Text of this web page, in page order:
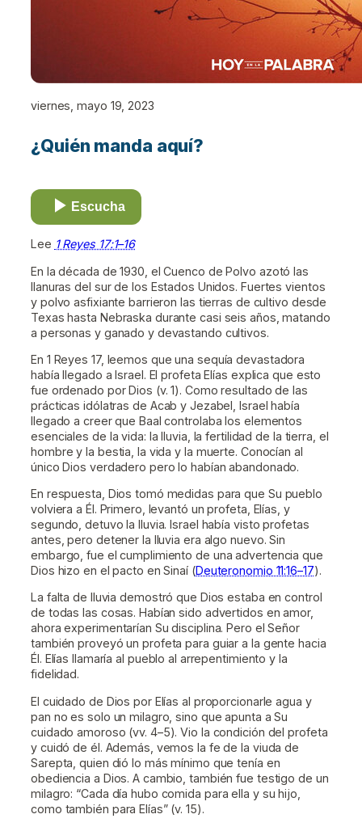
viernes, mayo 19, 2023
¿Quién manda aquí?
Escucha
Lee 1 Reyes 17:1–16
En la década de 1930, el Cuenco de Polvo azotó las
llanuras del sur de los Estados Unidos. Fuertes vientos
y polvo asfixiante barrieron las tierras de cultivo desde
Texas hasta Nebraska durante casi seis años, matando
a personas y ganado y devastando cultivos.
En 1 Reyes 17, leemos que una sequía devastadora
había llegado a Israel. El profeta Elías explica que esto
fue ordenado por Dios (v. 1). Como resultado de las
prácticas idólatras de Acab y Jezabel, Israel había
llegado a creer que Baal controlaba los elementos
esenciales de la vida: la lluvia, la fertilidad de la tierra, el
hombre y la bestia, la vida y la muerte. Conocían al
único Dios verdadero pero lo habían abandonado.
En respuesta, Dios tomó medidas para que Su pueblo
volviera a Él. Primero, levantó un profeta, Elías, y
segundo, detuvo la lluvia. Israel había visto profetas
antes, pero detener la lluvia era algo nuevo. Sin
embargo, fue el cumplimiento de una advertencia que
Dios hizo en el pacto en Sinaí (Deuteronomio 11:16–17).
La falta de lluvia demostró que Dios estaba en control
de todas las cosas. Habían sido advertidos en amor,
ahora experimentarían Su disciplina. Pero el Señor
también proveyó un profeta para guiar a la gente hacia
Él. Elías llamaría al pueblo al arrepentimiento y la
fidelidad.
El cuidado de Dios por Elías al proporcionarle agua y
pan no es solo un milagro, sino que apunta a Su
cuidado amoroso (vv. 4–5). Vio la condición del profeta
y cuidó de él. Además, vemos la fe de la viuda de
Sarepta, quien dió lo más mínimo que tenía en
obediencia a Dios. A cambio, también fue testigo de un
milagro: “Cada día hubo comida para ella y su hijo,
como también para Elías” (v. 15).